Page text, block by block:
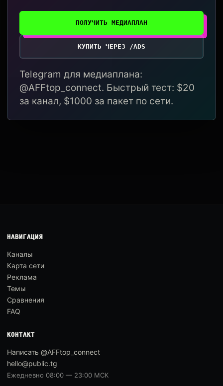
ПОЛУЧИТЬ МЕДИАПЛАН
КУПИТЬ ЧЕРЕЗ /ADS
Telegram для медиаплана:
@AFFtop_connect. Быстрый тест: $20
за канал, $1000 за пакет по сети.
НАВИГАЦИЯ
Каналы
Карта сети
Реклама
Темы
Сравнения
FAQ
КОНТАКТ
Написать @AFFtop_connect
hello@public.tg
Ежедневно 08:00 — 23:00 МСК